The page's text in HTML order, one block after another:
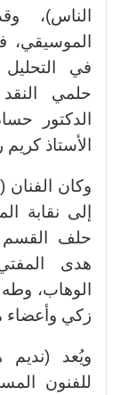
الناس)،
الموسيقي،
في
حلمي
الدكتور
الأستاذ
وكان
إلى نقابة
هدى
الوهاب،
زكي وأعضاء
ويُعد
للفنون